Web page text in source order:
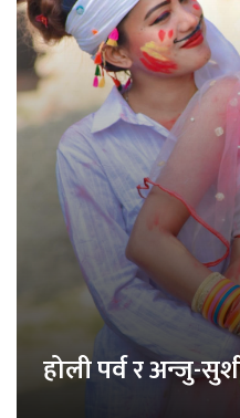
होली पर्व र अन्जु-